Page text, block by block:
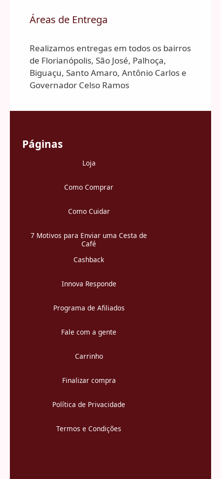
Áreas de Entrega
Realizamos entregas em todos os bairros
de Florianópolis, São José, Palhoça,
Biguaçu, Santo Amaro, Antônio Carlos e
Governador Celso Ramos
Páginas
Loja
Como Comprar
Como Cuidar
7 Motivos para Enviar uma Cesta de
Café
Cashback
Innova Responde
Programa de Afiliados
Fale com a gente
Carrinho
Finalizar compra
Política de Privacidade
Termos e Condições